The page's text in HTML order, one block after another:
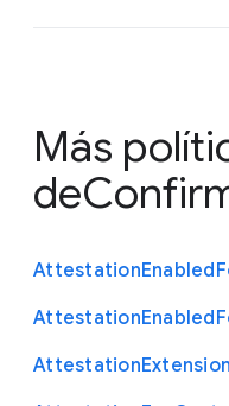
Más
de
AttestationEnabled
AttestationEnabled
Attestation